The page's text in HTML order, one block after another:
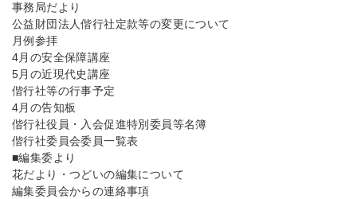
事務局だより
公益財団法人偕行社定款等の変更について
月例参拝
4月の安全保障講座
5月の近現代史講座
偕行社等の行事予定
4月の告知板
偕行社役員・入会促進特別委員等名簿
偕行社委員会委員一覧表
■編集委より
花だより・つどいの編集について
編集委員会からの連絡事項